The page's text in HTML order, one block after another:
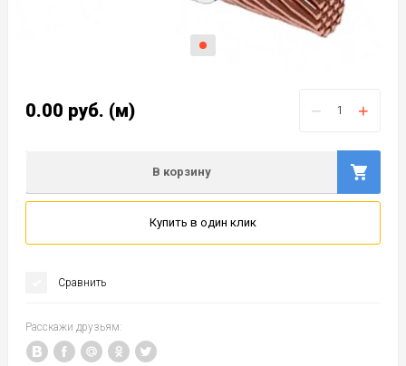
0.00 руб. (м) − +
В корзину
Купить в один клик
Сравнить
Расскажи друзьям: